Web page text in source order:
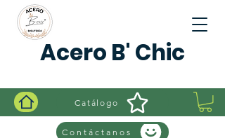
Acero B' Chic
Catálogo
Contáctanos